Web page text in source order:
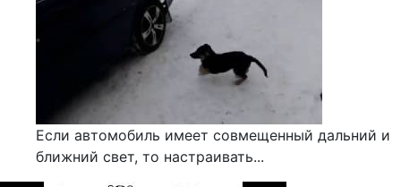
Если автомобиль имеет совмещенный дальний и
ближний свет, то настраивать...